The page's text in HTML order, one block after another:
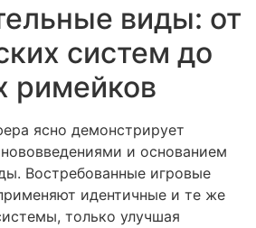
виды: от
систем до
римейков
ясно демонстрирует
и основанием
Востребованные игровые
идентичные и те же
только улучшая